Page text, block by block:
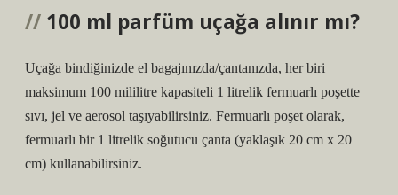
100 ml parfüm uçağa alınır mı?
Uçağa bindiğinizde el bagajınızda/çantanızda, her biri
maksimum 100 mililitre kapasiteli 1 litrelik fermuarlı poşette
sıvı, jel ve aerosol taşıyabilirsiniz. Fermuarlı poşet olarak,
fermuarlı bir 1 litrelik soğutucu çanta (yaklaşık 20 cm x 20
cm) kullanabilirsiniz.